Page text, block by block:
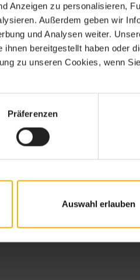
Anzeigen zu personalisieren,
Außerdem geben wir
und Analysen weiter.
bereitgestellt haben oder
zu unseren Cookies, wenn
Präferenzen
Auswahl erlauben